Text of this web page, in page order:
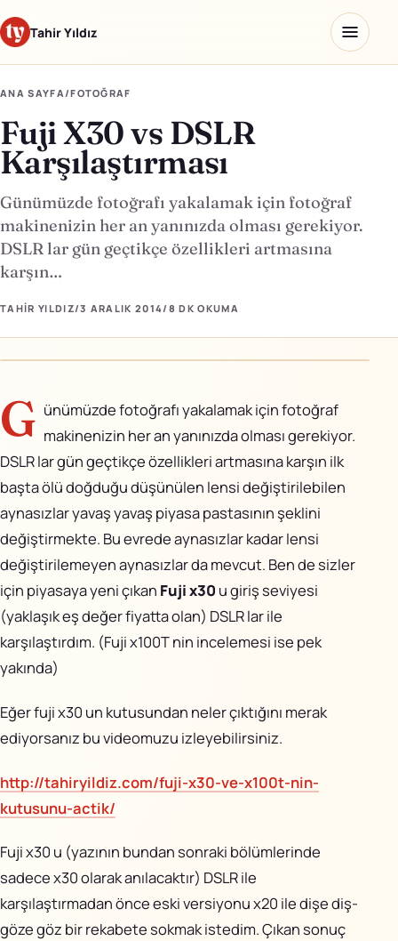
Tahir Yıldız
Ana sayfa
Blog
Hakkımda
Kaydettiklerim
Ürünler
Yapay Zeka Okulu ↗
AiPixo
Movioo ↗
İletişim
Instagram
X
LinkedIn
YouTube
Görünüm
ANA SAYFA/FOTOĞRAF
Fuji X30 vs DSLR
Karşılaştırması
Günümüzde fotoğrafı yakalamak için fotoğraf
makinenizin her an yanınızda olması gerekiyor.
DSLR lar gün geçtikçe özellikleri artmasına
karşın…
TAHIR YILDIZ/3 ARALIK 2014/ 8 DK OKUMA
G ünümüzde fotoğrafı yakalamak için fotoğraf
makinenizin her an yanınızda olması gerekiyor.
DSLR lar gün geçtikçe özellikleri artmasına karşın ilk
başta ölü doğduğu düşünülen lensi değiştirilebilen
aynasızlar yavaş yavaş piyasa pastasının şeklini
değiştirmekte. Bu evrede aynasızlar kadar lensi
değiştirilemeyen aynasızlar da mevcut. Ben de sizler
için piyasaya yeni çıkan Fuji x30 u giriş seviyesi
(yaklaşık eş değer fiyatta olan) DSLR lar ile
karşılaştırdım. (Fuji x100T nin incelemesi ise pek
yakında)
Eğer fuji x30 un kutusundan neler çıktığını merak
ediyorsanız bu videomuzu izleyebilirsiniz.
http://tahiryildiz.com/fuji-x30-ve-x100t-nin-
kutusunu-actik/
Fuji x30 u (yazının bundan sonraki bölümlerinde
sadece x30 olarak anılacaktır) DSLR ile
karşılaştırmadan önce eski versiyonu x20 ile dişe diş-
göze göz bir rekabete sokmak istedim. Çıkan sonuç